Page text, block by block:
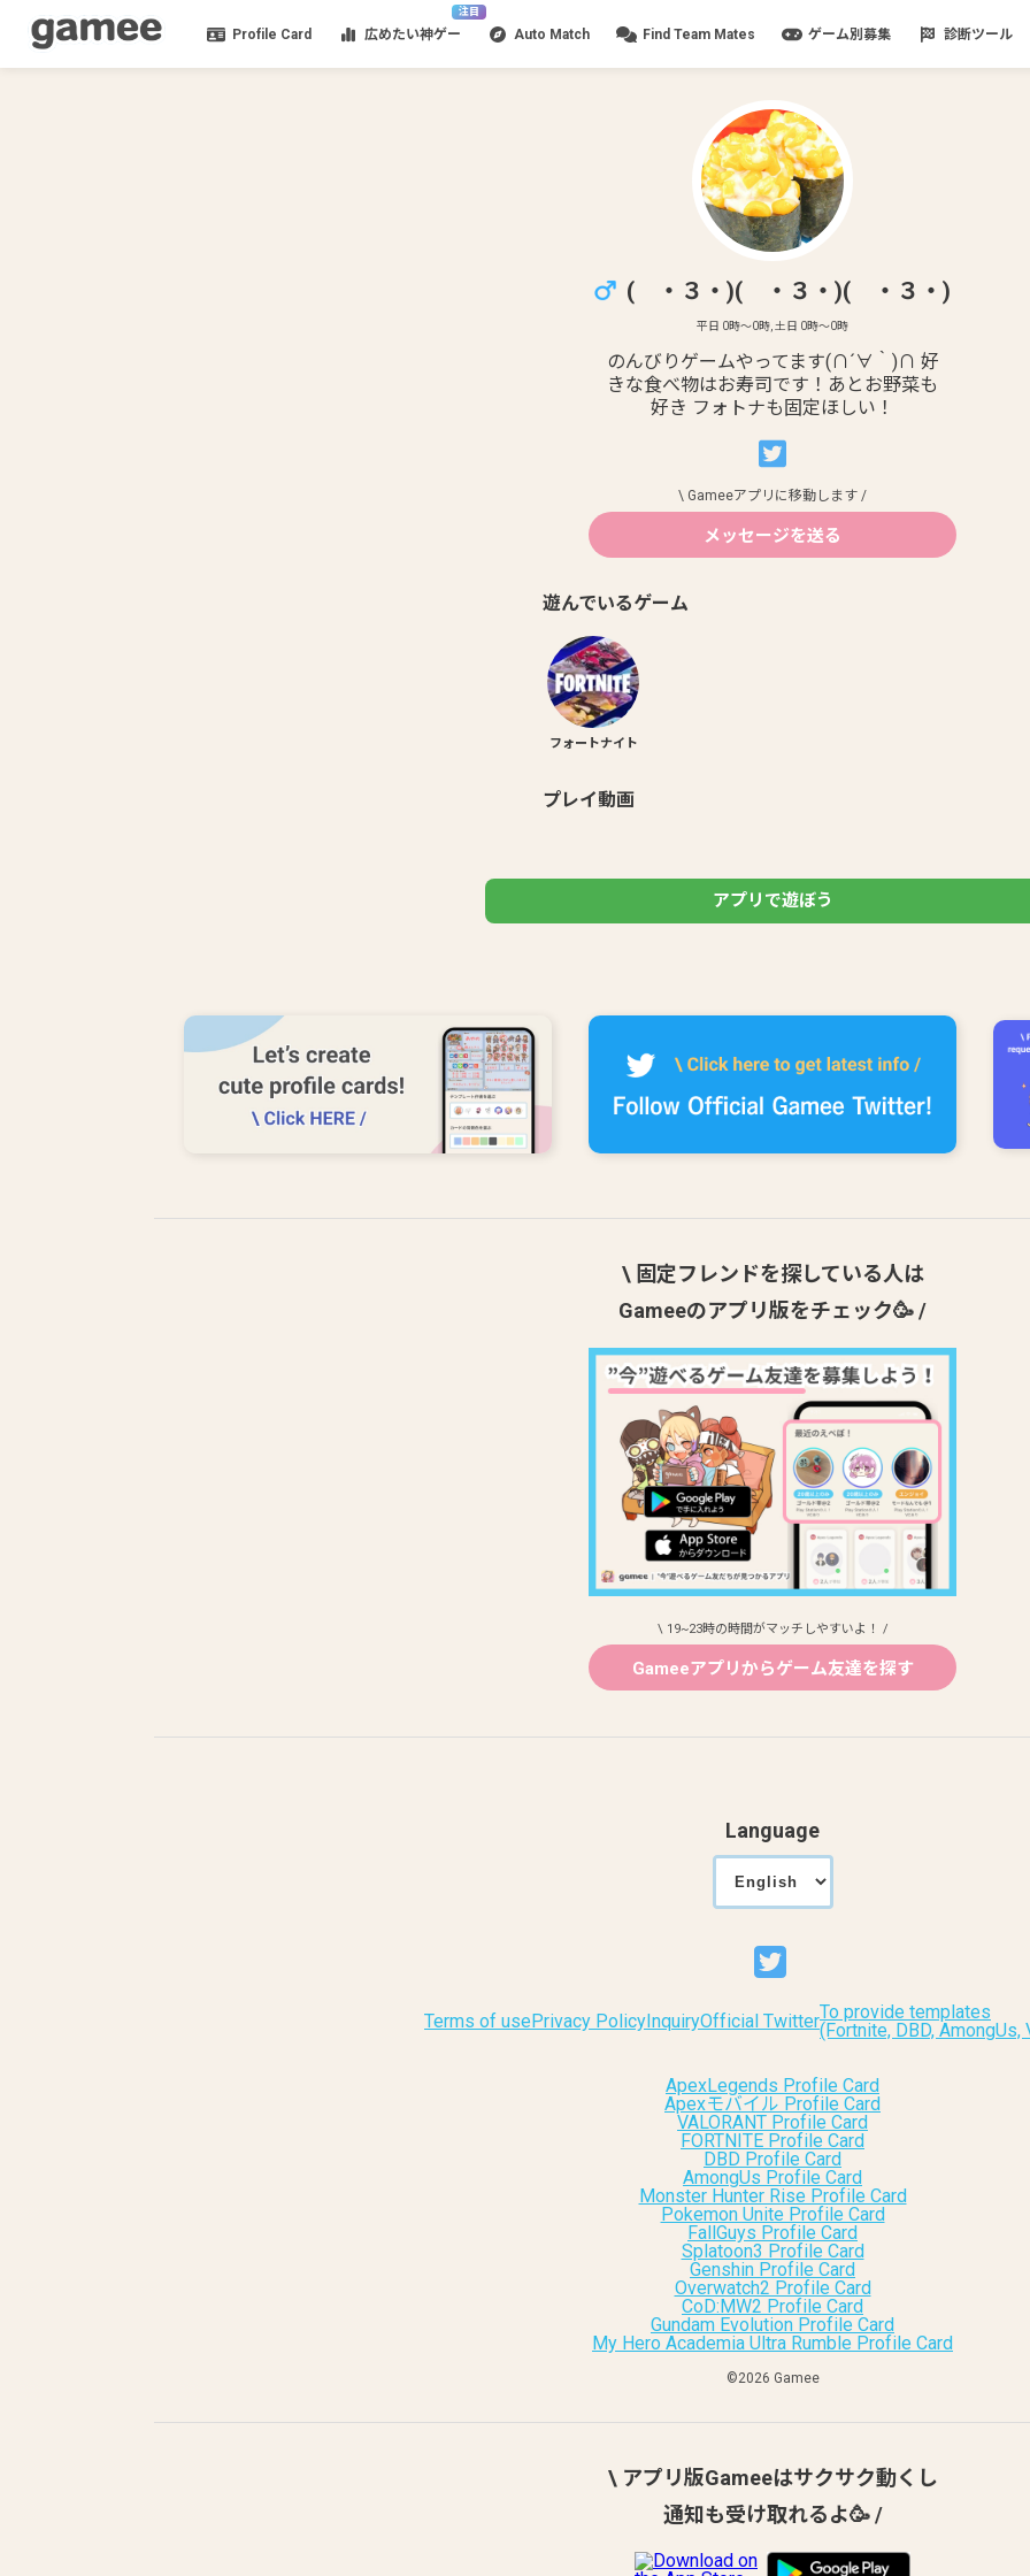
Profile Card
注目
広めたい神ゲー Auto Match Find Team Mates ゲーム別募集 診断ツール
( ・３・)( ・３・)( ・３・)
平日 0時〜0時, 土日 0時〜0時
のんびりゲームやってます(∩´∀｀)∩ 好
きな食べ物はお寿司です！あとお野菜も
好き フォトナも固定ほしい！
\ Gameeアプリに移動します /
メッセージを送る
遊んでいるゲーム
フォートナイト
プレイ動画
アプリで遊ぼう
\ 固定フレンドを探している人は
Gameeのアプリ版をチェック🥳 /
\ 19~23時の時間がマッチしやすいよ！ /
Gameeアプリからゲーム友達を探す
Language
Terms of usePrivacy PolicyInquiryOfficial TwitterTo provide templates
(Fortnite, DBD, AmongUs,
ApexLegends Profile Card
Apexモバイル Profile Card
VALORANT Profile Card
FORTNITE Profile Card
DBD Profile Card
AmongUs Profile Card
Monster Hunter Rise Profile Card
Pokemon Unite Profile Card
FallGuys Profile Card
Splatoon3 Profile Card
Genshin Profile Card
Overwatch2 Profile Card
CoD:MW2 Profile Card
Gundam Evolution Profile Card
My Hero Academia Ultra Rumble Profile Card
©︎2026 Gamee
\ アプリ版Gameeはサクサク動くし
通知も受け取れるよ🥳 /